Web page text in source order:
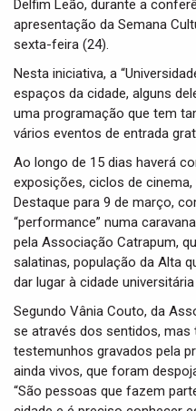
Delfim Leão, durante a
apresentação da Semana
sexta-feira (24).
Nesta iniciativa, a
espaços da cidade, alguns
uma programação que tem
vários eventos de entrada
Ao longo de 15 dias haverá
exposições, ciclos de cinema,
Destaque para 9 de março,
“performance” numa
pela Associação Catrapum,
salatinas, população da Alta
dar lugar à cidade
Segundo Vânia Couto, da
se através dos sentidos, mas
testemunhos gravados pela
ainda vivos, que foram
“São pessoas que fazem